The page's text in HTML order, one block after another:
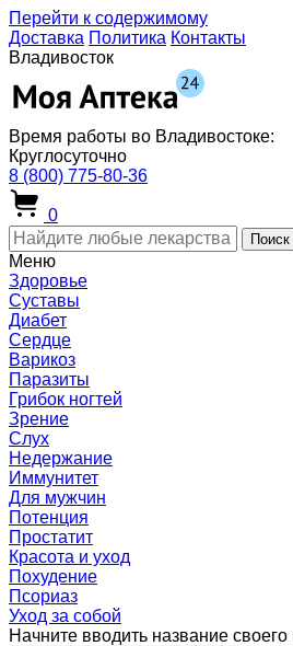
Перейти к содержимому
Доставка Политика Контакты
Владивосток
Время работы во Владивостоке:
Круглосуточно
8 (800) 775-80-36
0
Поиск
Меню
Здоровье
Суставы
Диабет
Сердце
Варикоз
Паразиты
Грибок ногтей
Зрение
Слух
Недержание
Иммунитет
Для мужчин
Потенция
Простатит
Красота и уход
Похудение
Псориаз
Уход за собой
Начните вводить название своего